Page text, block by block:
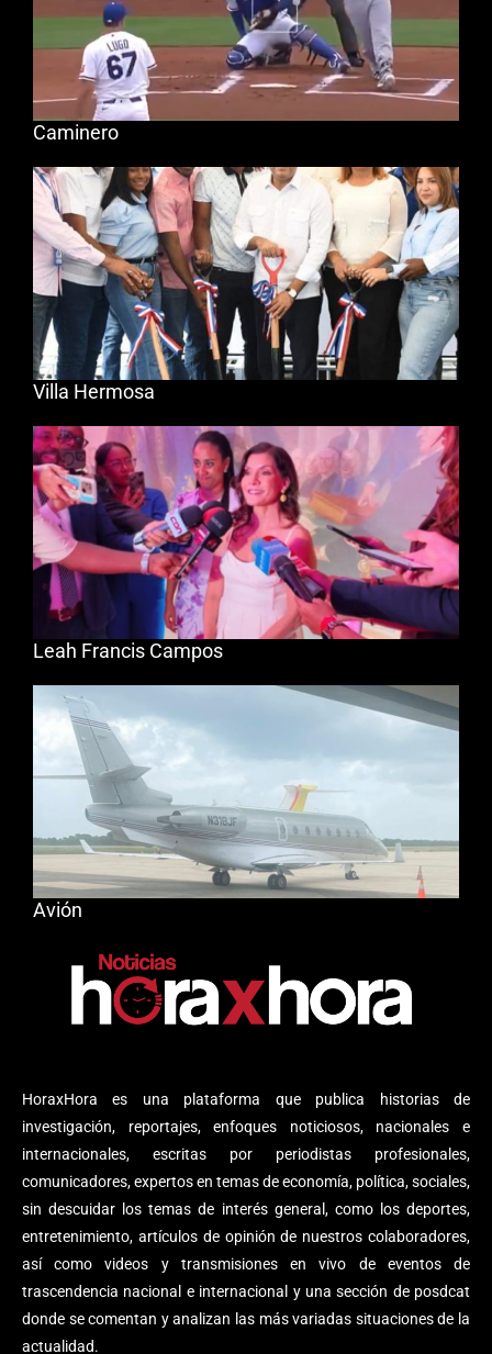
HoraxHora es una plataforma que publica historias de
investigación, reportajes, enfoques noticiosos, nacionales e
internacionales, escritas por periodistas profesionales,
comunicadores, expertos en temas de economía, política, sociales,
sin descuidar los temas de interés general, como los deportes,
entretenimiento, artículos de opinión de nuestros colaboradores,
así como videos y transmisiones en vivo de eventos de
trascendencia nacional e internacional y una sección de posdcat
donde se comentan y analizan las más variadas situaciones de la
actualidad.
Caminero
Villa Hermosa
Leah Francis Campos
Avión